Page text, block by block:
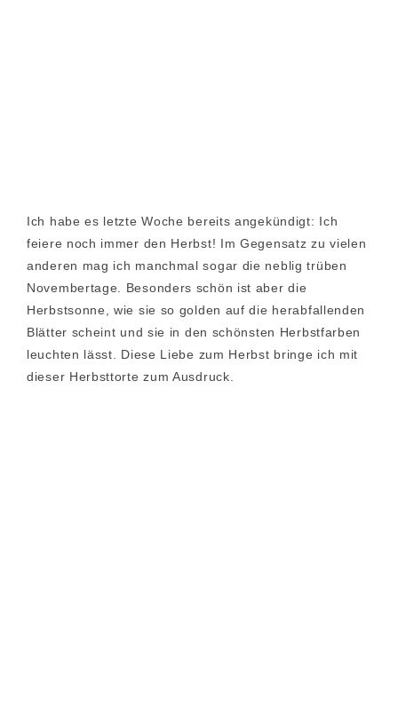
Ich habe es letzte Woche bereits angekündigt: Ich
feiere noch immer den Herbst! Im Gegensatz zu vielen
anderen mag ich manchmal sogar die neblig trüben
Novembertage. Besonders schön ist aber die
Herbstsonne, wie sie so golden auf die herabfallenden
Blätter scheint und sie in den schönsten Herbstfarben
leuchten lässt. Diese Liebe zum Herbst bringe ich mit
dieser Herbsttorte zum Ausdruck.